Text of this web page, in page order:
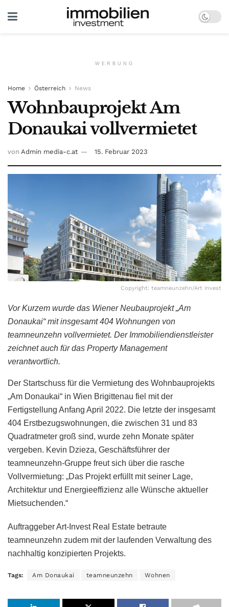
WERBUNG
Home Österreich News
Wohnbauprojekt Am
Donaukai vollvermietet
von Admin media-c.at 15. Februar 2023
Copyright: teamneunzehn/Art Invest
Vor Kurzem wurde das Wiener Neubauprojekt „Am
Donaukai“ mit insgesamt 404 Wohnungen von
teamneunzehn vollvermietet. Der Immobiliendienstleister
zeichnet auch für das Property Management
verantwortlich.
Der Startschuss für die Vermietung des Wohnbauprojekts
„Am Donaukai“ in Wien Brigittenau fiel mit der
Fertigstellung Anfang April 2022. Die letzte der insgesamt
404 Erstbezugswohnungen, die zwischen 31 und 83
Quadratmeter groß sind, wurde zehn Monate später
vergeben. Kevin Dzieza, Geschäftsführer der
teamneunzehn-Gruppe freut sich über die rasche
Vollvermietung: „Das Projekt erfüllt mit seiner Lage,
Architektur und Energieeffizienz alle Wünsche aktueller
Mietsuchenden.“
Auftraggeber Art-Invest Real Estate betraute
teamneunzehn zudem mit der laufenden Verwaltung des
nachhaltig konzipierten Projekts.
Tags: Am Donaukai teamneunzehn Wohnen